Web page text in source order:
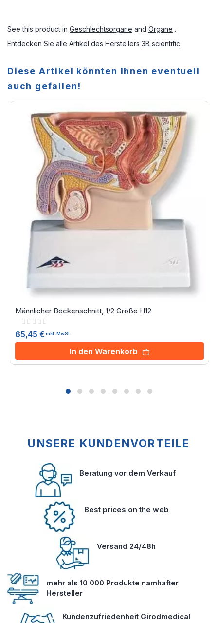
See this product in Geschlechtsorgane and Organe .
Entdecken Sie alle Artikel des Herstellers 3B scientific
Diese Artikel könnten Ihnen eventuell
auch gefallen!
Männlicher Beckenschnitt, 1/2 Größe H12
Rating:
65,45 € inkl. MwSt.
In den Warenkorb
UNSERE KUNDENVORTEILE
Beratung vor dem Verkauf
Best prices on the web
Versand 24/48h
mehr als 10 000 Produkte namhafter
Hersteller
Kundenzufriedenheit Girodmedical